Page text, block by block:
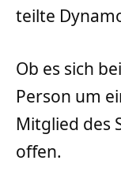
teilte
Ob es sich
Person um
Mitglied des
offen.